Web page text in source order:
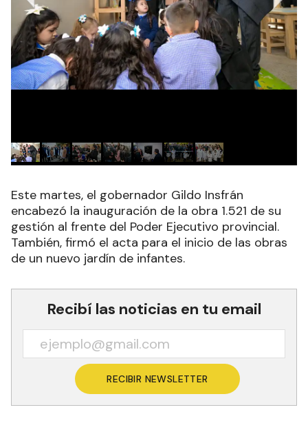
Este martes, el gobernador Gildo Insfrán
encabezó la inauguración de la obra 1.521 de su
gestión al frente del Poder Ejecutivo provincial.
También, firmó el acta para el inicio de las obras
de un nuevo jardín de infantes.
Recibí las noticias en tu email
RECIBIR NEWSLETTER